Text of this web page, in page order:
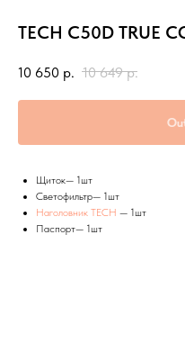
TECH C50D TRUE
10 650 р. 10 649 р.
Щиток— 1шт
Светофильтр— 1шт
Наголовник TECH — 1шт
Паспорт— 1шт